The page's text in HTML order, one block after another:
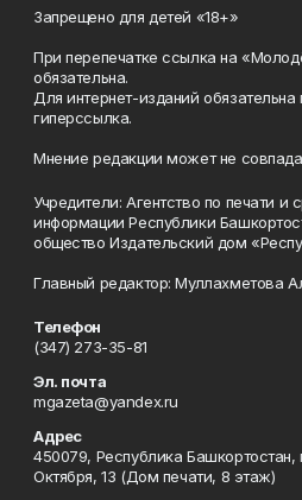
Запрещено для детей «18+»
При перепечатке ссылка на
обязательна.
Для интернет-изданий обязательна
гиперссылка.
Мнение редакции может не
Учредители: Агентство по печати
информации Республики
общество Издательский дом
Главный редактор: Муллахметова
Телефон
(347) 273-35-81
Эл. почта
mgazeta@yandex.ru
Адрес
450079, Республика Башкортостан,
Октября, 13 (Дом печати, 8 этаж)